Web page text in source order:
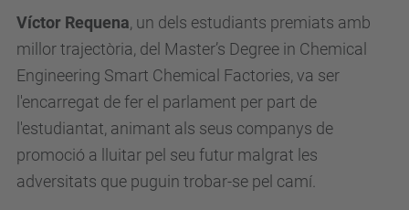
Víctor Requena, un dels estudiants premiats amb
millor trajectòria, del Master’s Degree in Chemical
Engineering Smart Chemical Factories, va ser
l'encarregat de fer el parlament per part de
l'estudiantat, animant als seus companys de
promoció a lluitar pel seu futur malgrat les
adversitats que puguin trobar-se pel camí.